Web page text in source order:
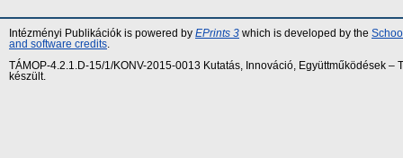
Intézményi Publikációk is powered by EPrints 3 which is developed by the
and software credits
TÁMOP-4.2.1.D-15/1/KONV-2015-0013 Kutatás, Innováció, Együttműködések
készült.